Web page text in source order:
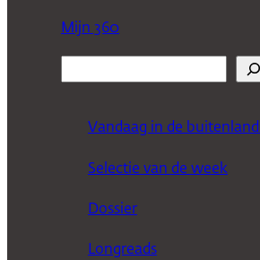
Mijn 360
Vandaag in de
Selectie van de week
Dossier
Longreads